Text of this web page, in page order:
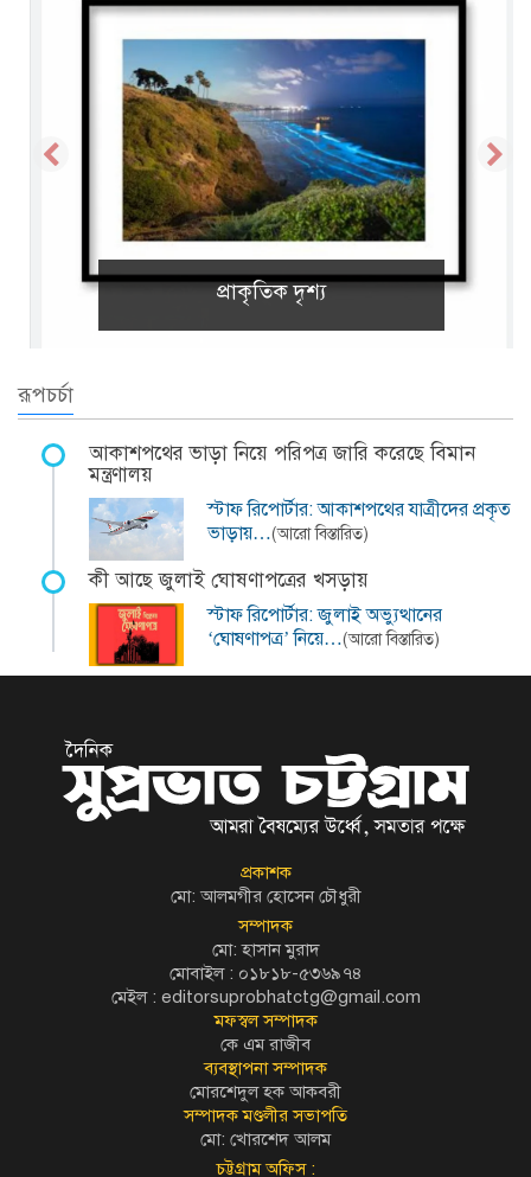
প্রাকৃতিক দৃশ্য
রূপচর্চা
আকাশপথের ভাড়া নিয়ে পরিপত্র জারি করেছে বিমান
মন্ত্রণালয়
স্টাফ রিপোর্টার: আকাশপথের যাত্রীদের প্রকৃত
ভাড়ায়…(আরো বিস্তারিত)
কী আছে জুলাই ঘোষণাপত্রের খসড়ায়
স্টাফ রিপোর্টার: জুলাই অভ্যুত্থানের
‘ঘোষণাপত্র’ নিয়ে…(আরো বিস্তারিত)
প্রকাশক
মো: আলমগীর হোসেন চৌধুরী
সম্পাদক
মো: হাসান মুরাদ
মোবাইল : ০১৮১৮-৫৩৬৯৭৪
মেইল : editorsuprobhatctg@gmail.com
মফস্বল সম্পাদক
কে এম রাজীব
ব্যবস্থাপনা সম্পাদক
মোরশেদুল হক আকবরী
সম্পাদক মণ্ডলীর সভাপতি
মো: খোরশেদ আলম
চট্টগ্রাম অফিস :